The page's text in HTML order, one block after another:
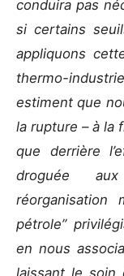
conduira pas
si certains
appliquons
thermo-
estiment que
la rupture – à la
que derrière
droguée
réorganisation
pétrole”
en nous